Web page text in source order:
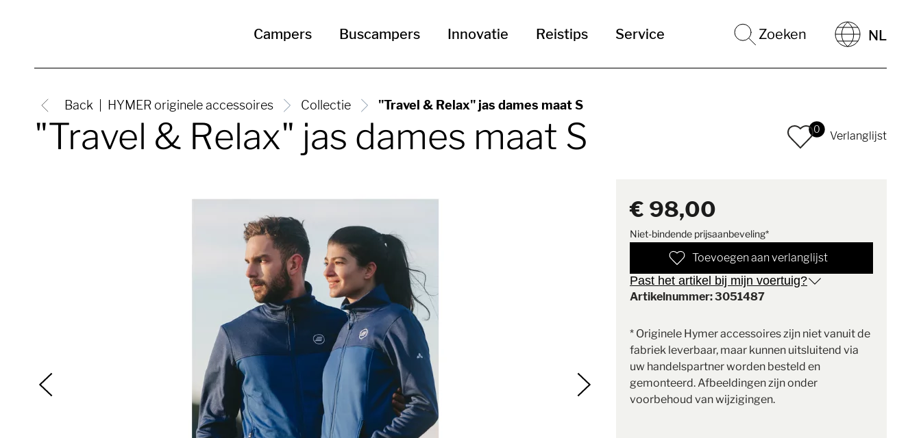
Campers Buscampers Innovatie Reistips Service Zoeken NL
Back HYMER originele accessoires Collectie "Travel & Relax" jas dames maat S
"Travel & Relax" jas dames maat S 0
Verlanglijst
€ 98,00
Niet-bindende prijsaanbeveling*
Toevoegen aan verlanglijst
Past het artikel bij mijn voertuig?
Artikelnummer: 3051487
* Originele Hymer accessoires zijn niet vanuit de
fabriek leverbaar, maar kunnen uitsluitend via
uw handelspartner worden besteld en
gemonteerd. Afbeeldingen zijn onder
voorbehoud van wijzigingen.